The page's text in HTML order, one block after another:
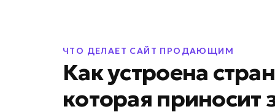
ЧТО ДЕЛАЕТ САЙТ ПРОДАЮЩИМ
Как устроена
которая приносит